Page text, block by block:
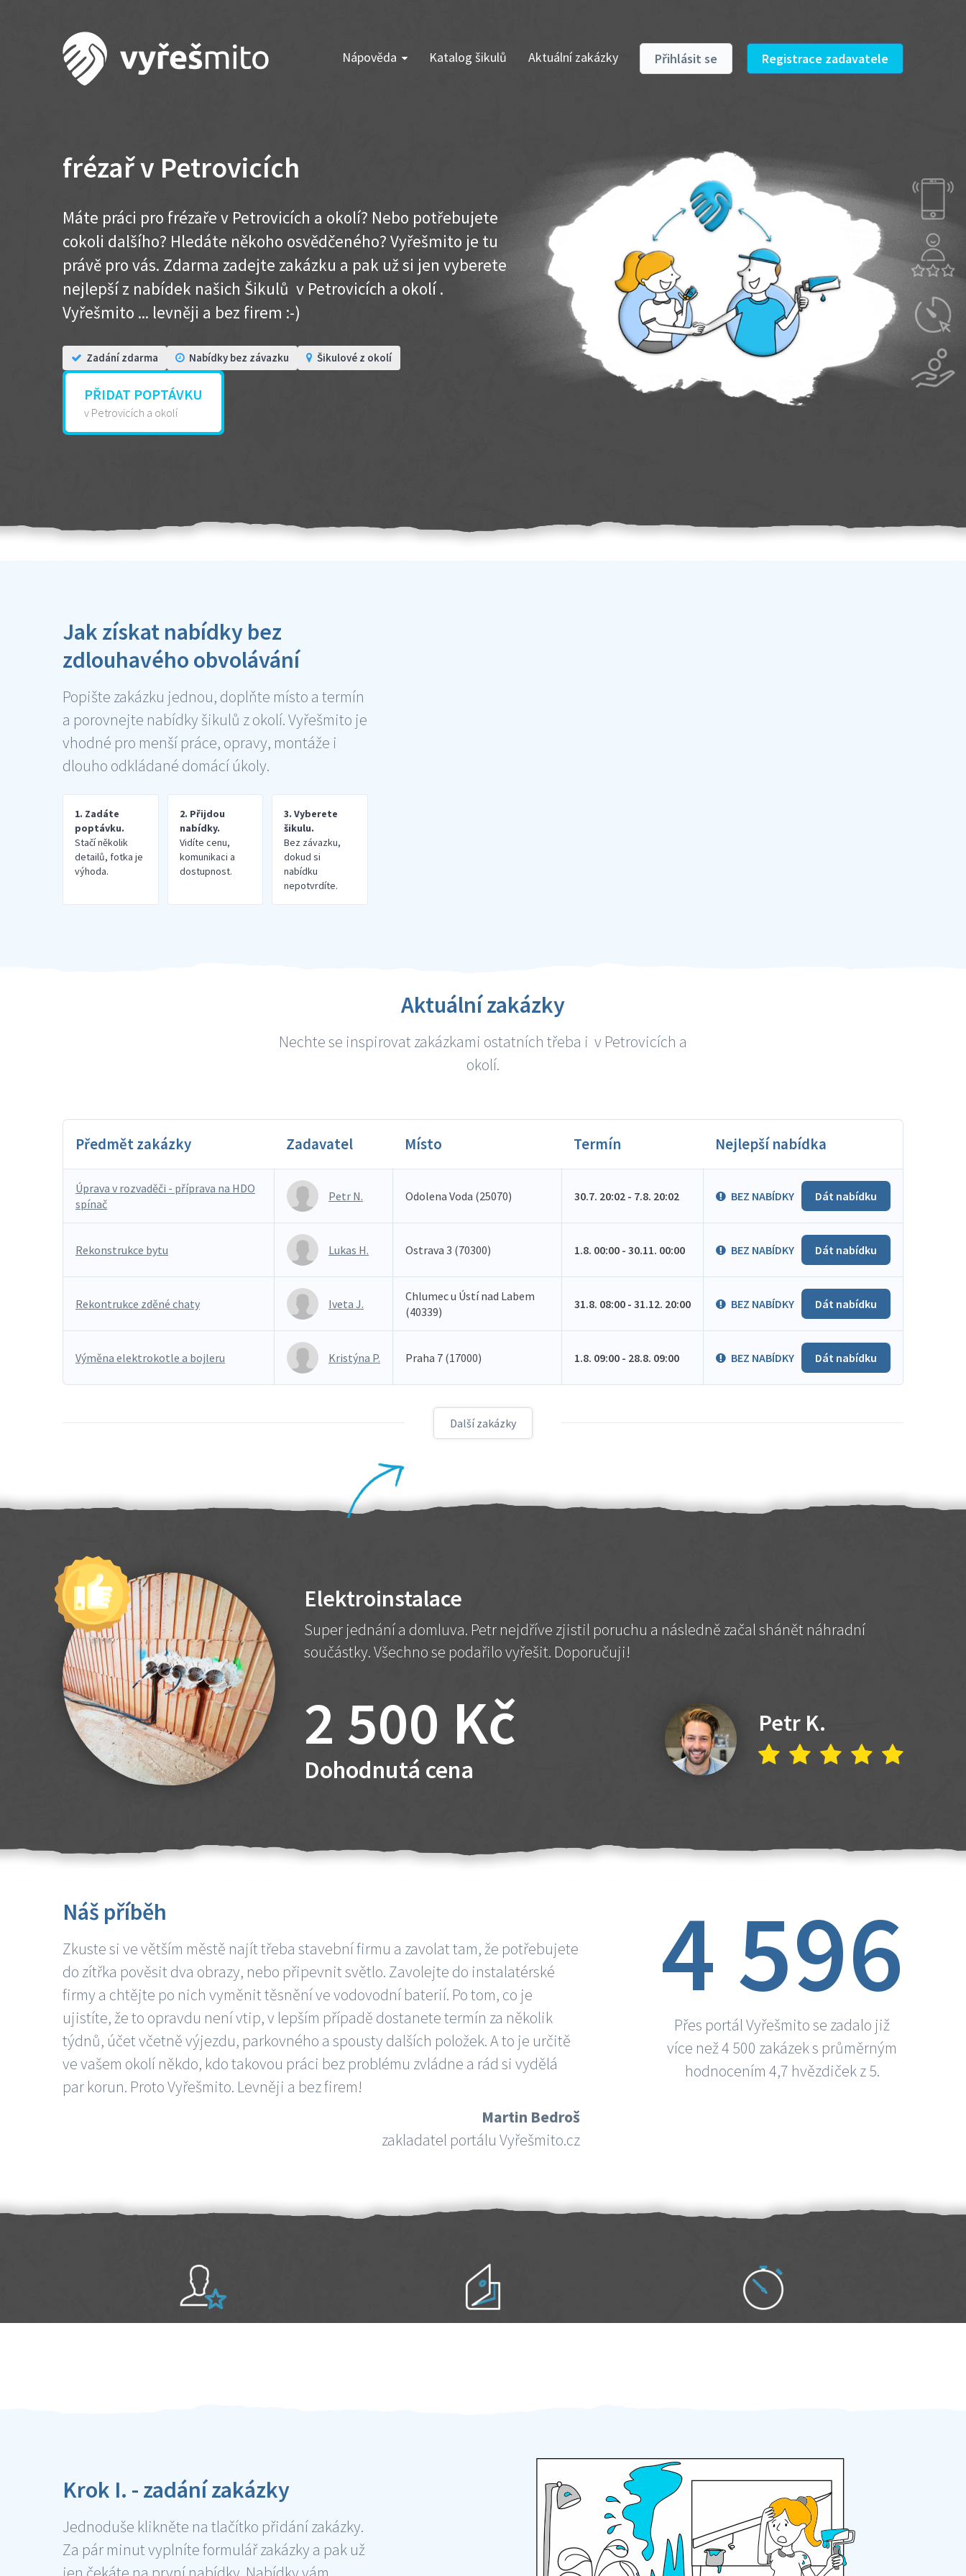
Nápověda Katalog šikulů Aktuální zakázky Přihlásit se Registrace zadavatele
frézař v Petrovicích
Máte práci pro frézaře v Petrovicích a okolí? Nebo potřebujete
cokoli dalšího? Hledáte někoho osvědčeného? Vyřešmito je tu
právě pro vás. Zdarma zadejte zakázku a pak už si jen vyberete
nejlepší z nabídek našich Šikulů v Petrovicích a okolí .
Vyřešmito ... levněji a bez firem :-)
Zadání zdarma Nabídky bez závazku Šikulové z okolí
PŘIDAT POPTÁVKU
v Petrovicích a okolí
Jak získat nabídky bez
zdlouhavého obvolávání
Popište zakázku jednou, doplňte místo a termín
a porovnejte nabídky šikulů z okolí. Vyřešmito je
vhodné pro menší práce, opravy, montáže i
dlouho odkládané domácí úkoly.
1. Zadáte
poptávku.
Stačí několik
detailů, fotka je
výhoda.
2. Přijdou
nabídky.
Vidíte cenu,
komunikaci a
dostupnost.
3. Vyberete
šikulu.
Bez závazku,
dokud si
nabídku
nepotvrdíte.
Aktuální zakázky
Nechte se inspirovat zakázkami ostatních třeba i v Petrovicích a
okolí.
Předmět zakázky Zadavatel Místo Termín Nejlepší nabídka
Úprava v rozvaděči - příprava na HDO
spínač
Petr N. Odolena Voda (25070) 30.7. 20:02 - 7.8. 20:02 BEZ NABÍDKY Dát nabídku
Rekonstrukce bytu Lukas H. Ostrava 3 (70300) 1.8. 00:00 - 30.11. 00:00 BEZ NABÍDKY Dát nabídku
Rekontrukce zděné chaty Iveta J.
Chlumec u Ústí nad Labem
(40339)
31.8. 08:00 - 31.12. 20:00 BEZ NABÍDKY Dát nabídku
Výměna elektrokotle a bojleru Kristýna P. Praha 7 (17000) 1.8. 09:00 - 28.8. 09:00 BEZ NABÍDKY Dát nabídku
Další zakázky
Elektroinstalace
Super jednání a domluva. Petr nejdříve zjistil poruchu a následně začal shánět náhradní
součástky. Všechno se podařilo vyřešit. Doporučuji!
2 500 Kč
Dohodnutá cena
Petr K.
Náš příběh
Zkuste si ve větším městě najít třeba stavební firmu a zavolat tam, že potřebujete
do zítřka pověsit dva obrazy, nebo připevnit světlo. Zavolejte do instalatérské
firmy a chtějte po nich vyměnit těsnění ve vodovodní baterií. Po tom, co je
ujistíte, že to opravdu není vtip, v lepším případě dostanete termín za několik
týdnů, účet včetně výjezdu, parkovného a spousty dalších položek. A to je určitě
ve vašem okolí někdo, kdo takovou práci bez problému zvládne a rád si vydělá
par korun. Proto Vyřešmito. Levněji a bez firem!
Martin Bedroš
zakladatel portálu Vyřešmito.cz
4 596
Přes portál Vyřešmito se zadalo již
více než 4 500 zakázek s průměrným
hodnocením 4,7 hvězdiček z 5.
Krok I. - zadání zakázky
Jednoduše klikněte na tlačítko přidání zakázky.
Za pár minut vyplníte formulář zakázky a pak už